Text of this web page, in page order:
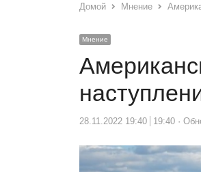
Домой Мнение
Мнение
28.11.2022 19:40 19:40